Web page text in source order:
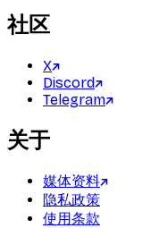
社区
X
Discord
Telegram
关于
媒体资料
隐私政策
使用条款